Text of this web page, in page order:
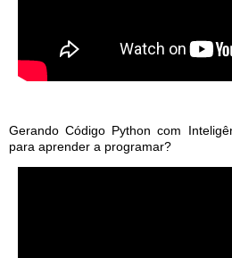
Gerando Código Python com
para aprender a programar?